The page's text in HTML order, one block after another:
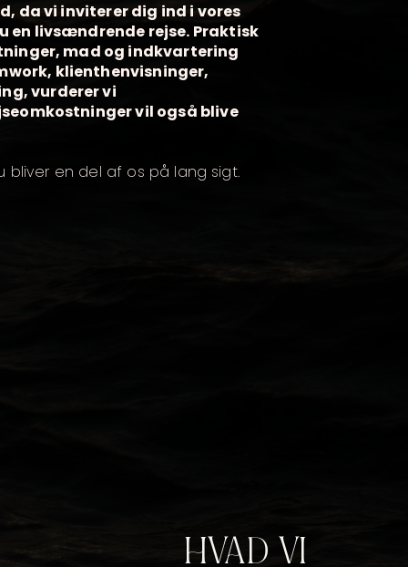
da vi inviterer dig ind i vores
en livsændrende rejse. Praktisk
mad og indkvartering
klienthenvisninger,
vurderer vi
vil også blive
bliver en del af os på lang sigt.
HVAD VI